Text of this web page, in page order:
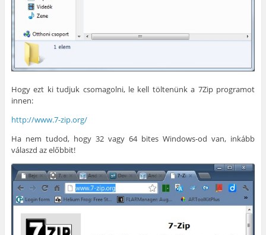
Hogy ezt ki tudjuk csomagolni, le kell töltenünk a 7Zip programot
innen:
http://www.7-zip.org/
Ha nem tudod, hogy 32 vagy 64 bites Windows-od van, inkább
válaszd az előbbit!